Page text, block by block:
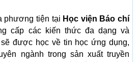
phương tiện tại Học viện Báo chí
cấp các kiến thức đa dạng và
được học về tin học ứng dụng,
ngành trong sản xuất truyền